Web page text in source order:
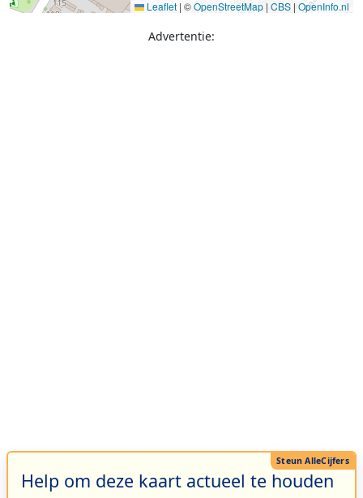
Leaflet | ©OpenStreetMap | CBS | OpenInfo.nl
Advertentie:
Help om deze kaart actueel te houden